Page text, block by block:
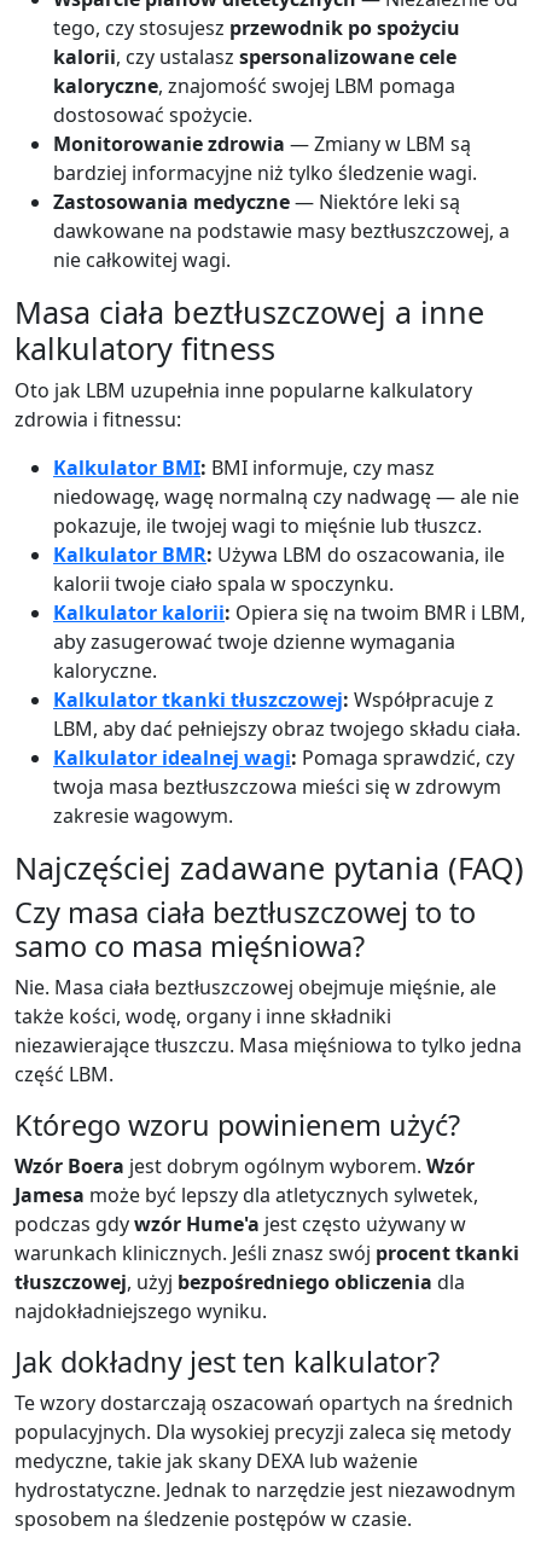
tego, czy stosujesz przewodnik po spożyciu
kalorii, czy ustalasz spersonalizowane cele
kaloryczne, znajomość swojej LBM pomaga
dostosować spożycie.
Monitorowanie zdrowia — Zmiany w LBM są
bardziej informacyjne niż tylko śledzenie wagi.
Zastosowania medyczne— Niektóre leki są
dawkowane na podstawie masy beztłuszczowej, a
nie całkowitej wagi.
Masa ciała beztłuszczowej a inne
kalkulatory fitness
Oto jak LBM uzupełnia inne popularne kalkulatory
zdrowia i fitnessu:
Kalkulator BMI: BMI informuje, czy masz
niedowagę, wagę normalną czy nadwagę — ale nie
pokazuje, ile twojej wagi to mięśnie lub tłuszcz.
Kalkulator BMR: Używa LBM do oszacowania, ile
kalorii twoje ciało spala w spoczynku.
Kalkulator kalorii: Opiera się na twoim BMR i LBM,
aby zasugerować twoje dzienne wymagania
kaloryczne.
Kalkulator tkanki tłuszczowej: Współpracuje z
LBM, aby dać pełniejszy obraz twojego składu ciała.
Kalkulator idealnej wagi: Pomaga sprawdzić, czy
twoja masa beztłuszczowa mieści się w zdrowym
zakresie wagowym.
Najczęściej zadawane pytania (FAQ)
Czy masa ciała beztłuszczowej to to
samo co masa mięśniowa?
Nie. Masa ciała beztłuszczowej obejmuje mięśnie, ale
także kości, wodę, organy i inne składniki
niezawierające tłuszczu. Masa mięśniowa to tylko jedna
część LBM.
Którego wzoru powinienem użyć?
Wzór Boera jest dobrym ogólnym wyborem. Wzór
Jamesa może być lepszy dla atletycznych sylwetek,
podczas gdywzór Hume'a jest często używany w
warunkach klinicznych. Jeśli znasz swój procent tkanki
tłuszczowej, użyj bezpośredniego obliczenia dla
najdokładniejszego wyniku.
Jak dokładny jest ten kalkulator?
Te wzory dostarczają oszacowań opartych na średnich
populacyjnych. Dla wysokiej precyzji zaleca się metody
medyczne, takie jak skany DEXA lub ważenie
hydrostatyczne. Jednak to narzędzie jest niezawodnym
sposobem na śledzenie postępów w czasie.